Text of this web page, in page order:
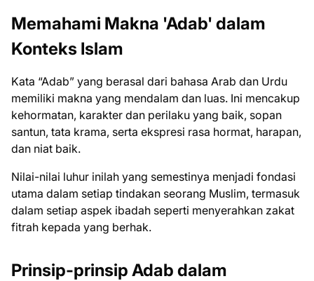
Memahami Makna 'Adab' dalam
Konteks Islam
Kata “Adab” yang berasal dari bahasa Arab dan Urdu
memiliki makna yang mendalam dan luas. Ini mencakup
kehormatan, karakter dan perilaku yang baik, sopan
santun, tata krama, serta ekspresi rasa hormat, harapan,
dan niat baik.
Nilai-nilai luhur inilah yang semestinya menjadi fondasi
utama dalam setiap tindakan seorang Muslim, termasuk
dalam setiap aspek ibadah seperti menyerahkan zakat
fitrah kepada yang berhak.
Prinsip-prinsip Adab dalam